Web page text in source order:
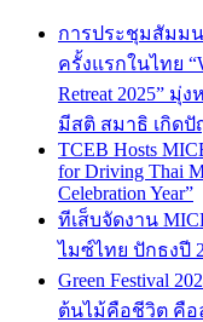
การประชุมสัมม
ครั้งแรกในไทย
Retreat 2025”
มีสติ สมาธิ เกิด
TCEB Hosts
for Driving Thai
Celebration Year”
ทีเส็บจัดงาน
ไมซ์ไทย ปักธงปี
Green Festival
ต้นไม้คือชีวิต คือ